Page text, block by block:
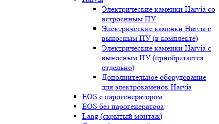
Электрические каменки Harvia со
встроенным ПУ
Электрические каменки Harvia с
выносным ПУ (в комплекте)
Электрические каменки Harvia с
выносным ПУ (приобретается
отдельно)
Дополнительное оборудование
для электрокаменок Harvia
EOS с парогенератором
EOS без парогенератора
Lang (скрытый монтаж)